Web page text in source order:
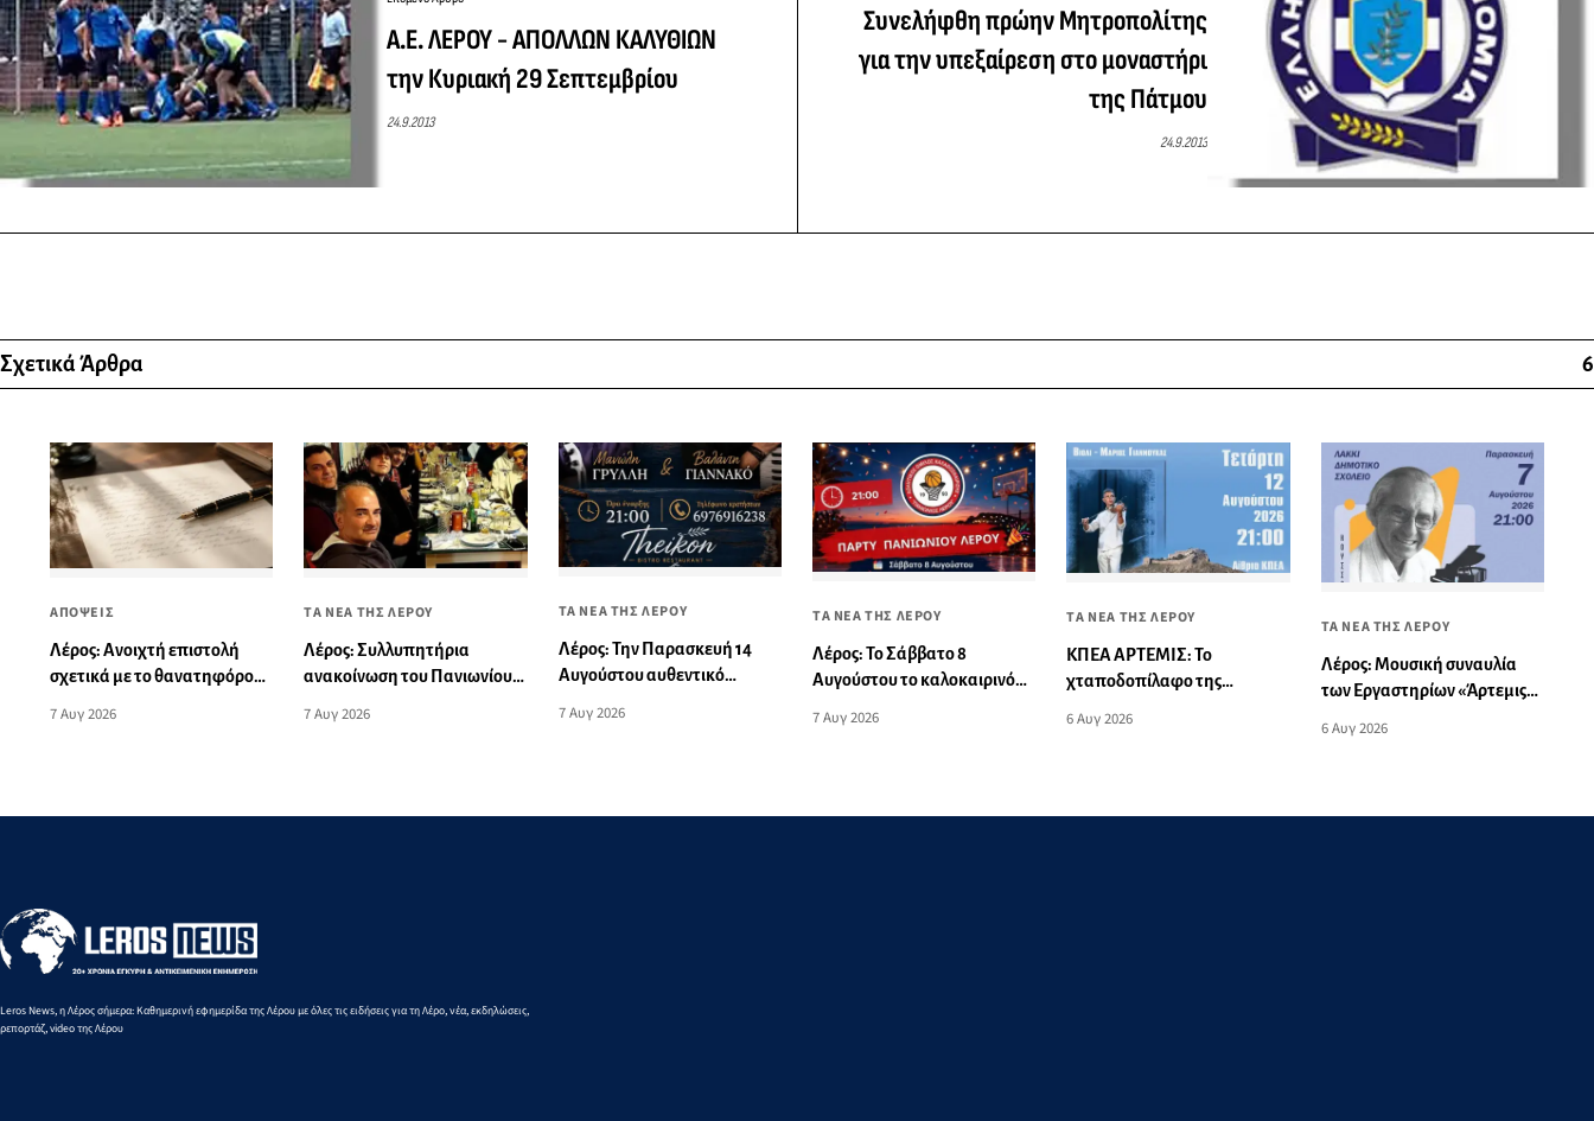
Α.Ε. ΛΕΡΟΥ - ΑΠΟΛΛΩΝ ΚΑΛΥΘΙΩΝ
την Κυριακή 29 Σεπτεμβρίου
24.9.2013
Συνελήφθη πρώην Μητροπολίτης
για την υπεξαίρεση στο μοναστήρι
της Πάτμου
24.9.2013
Σχετικά Άρθρα 6
ΑΠΟΨΕΙΣ
Λέρος: Ανοιχτή επιστολή
σχετικά με το θανατηφόρο
νήμα μπορούμε και πρέπει
7 Αυγ 2026
ΤΑ ΝΕΑ ΤΗΣ ΛΕΡΟΥ
Λέρος: Συλλυπητήρια
ανακοίνωση του Πανιωνίου
Δημήτρη Καρατσώρη
7 Αυγ 2026
ΤΑ ΝΕΑ ΤΗΣ ΛΕΡΟΥ
Λέρος: Την Παρασκευή 14
Αυγούστου αυθεντικό
Bistro Restaurant!
7 Αυγ 2026
ΤΑ ΝΕΑ ΤΗΣ ΛΕΡΟΥ
Λέρος: Το Σάββατο 8
Αυγούστου το καλοκαιρινό
7 Αυγ 2026
ΤΑ ΝΕΑ ΤΗΣ ΛΕΡΟΥ
ΚΠΕΑ ΑΡΤΕΜΙΣ: Το
χταποδοπίλαφο της
εκδήλωση
6 Αυγ 2026
ΤΑ ΝΕΑ ΤΗΣ ΛΕΡΟΥ
Λέρος: Μουσική συναυλία
των Εργαστηρίων «Άρτεμις»
Λακκίου
6 Αυγ 2026
Leros News, η Λέρος σήμερα: Καθημερινή εφημερίδα της Λέρου με όλες τις ειδήσεις για τη Λέρο, νέα, εκδηλώσεις,
ρεπορτάζ, video της Λέρου